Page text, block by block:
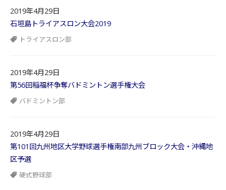
2019年4月29日
石垣島トライアスロン大会2019
トライアスロン部
2019年4月29日
第56回稲福杯争奪バドミントン選手権大会
バドミントン部
2019年4月29日
第101回九州地区大学野球選手権南部九州ブロック大会・沖縄地
区予選
硬式野球部